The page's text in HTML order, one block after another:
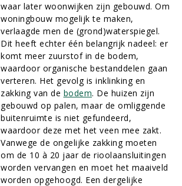
waar later woonwijken zijn gebouwd. Om
woningbouw mogelijk te maken,
verlaagde men de (grond)waterspiegel.
Dit heeft echter één belangrijk nadeel: er
komt meer zuurstof in de bodem,
waardoor organische bestanddelen gaan
verteren. Het gevolg is inklinking en
zakking van de bodem. De huizen zijn
gebouwd op palen, maar de omliggende
buitenruimte is niet gefundeerd,
waardoor deze met het veen mee zakt.
Vanwege de ongelijke zakking moeten
om de 10 à 20 jaar de rioolaansluitingen
worden vervangen en moet het maaiveld
worden opgehoogd. Een dergelijke